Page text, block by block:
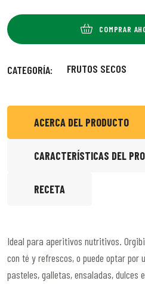
COMPRAR
CATEGORÍA: FRUTOS SECOS
ACERCA DEL PRODUCTO
CARACTERÍSTICAS DEL
RECETA
Ideal para aperitivos nutritivos.
con té y refrescos, o puede optar por
pasteles, galletas, ensaladas, dulces